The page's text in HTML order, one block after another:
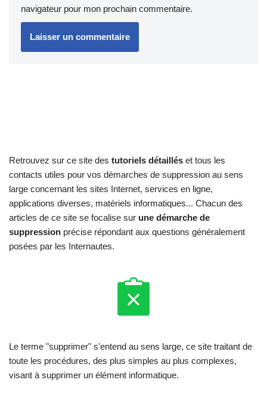
navigateur pour mon prochain commentaire.
Retrouvez sur ce site des tutoriels détaillés et tous les
contacts utiles pour vos démarches de suppression au sens
large concernant les sites Internet, services en ligne,
applications diverses, matériels informatiques... Chacun des
articles de ce site se focalise sur une démarche de
suppression précise répondant aux questions généralement
posées par les Internautes.
Le terme "supprimer" s'entend au sens large, ce site traitant de
toute les procédures, des plus simples au plus complexes,
visant à supprimer un élément informatique.